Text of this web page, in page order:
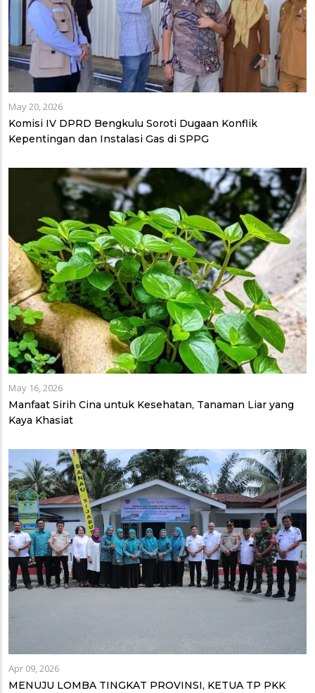
May 20, 2026
Komisi IV DPRD Bengkulu Soroti Dugaan Konflik
Kepentingan dan Instalasi Gas di SPPG
May 16, 2026
Manfaat Sirih Cina untuk Kesehatan, Tanaman Liar yang
Kaya Khasiat
Apr 09, 2026
MENUJU LOMBA TINGKAT PROVINSI, KETUA TP PKK